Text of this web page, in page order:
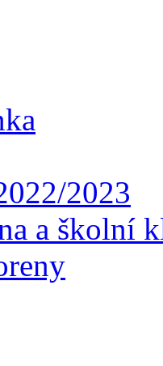
2023
a školní